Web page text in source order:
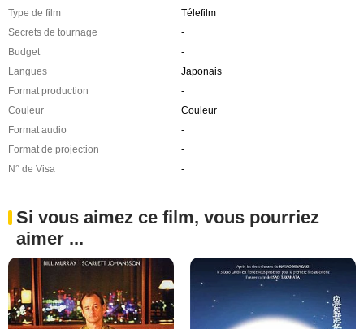
Type de film
Télefilm
Secrets de tournage
-
Budget
-
Langues
Japonais
Format production
-
Couleur
Couleur
Format audio
-
Format de projection
-
N° de Visa
-
Si vous aimez ce film, vous pourriez
aimer ...